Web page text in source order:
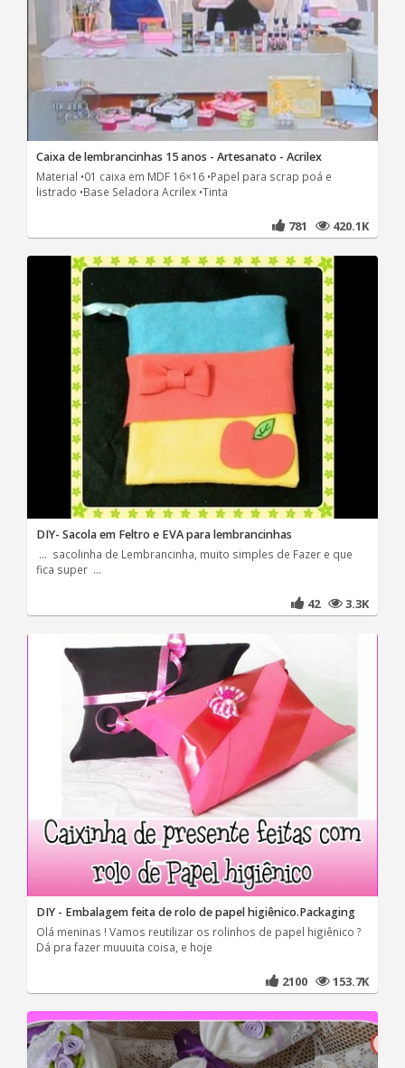
Caixa de lembrancinhas 15 anos - Artesanato - Acrilex
Material •01 caixa em MDF 16×16 •Papel para scrap poá e
listrado •Base Seladora Acrilex •Tinta
781 420.1K
DIY- Sacola em Feltro e EVA para lembrancinhas
... sacolinha de Lembrancinha, muito simples de Fazer e que
fica super ...
42 3.3K
DIY - Embalagem feita de rolo de papel higiênico.Packaging
Olá meninas ! Vamos reutilizar os rolinhos de papel higiênico ?
Dá pra fazer muuuita coisa, e hoje
2100 153.7K